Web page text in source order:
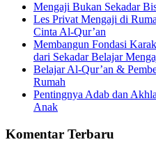
Mengaji Bukan Sekadar
Les Privat Mengaji di
Cinta Al-Qur’an
Membangun Fondasi
dari Sekadar Belajar
Belajar Al-Qur’an &
Rumah
Pentingnya Adab dan
Anak
Komentar Terbaru